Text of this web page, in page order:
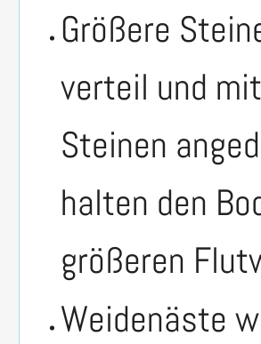
Größere
verteil und
Steinen
halten den
größeren
Weidenäste